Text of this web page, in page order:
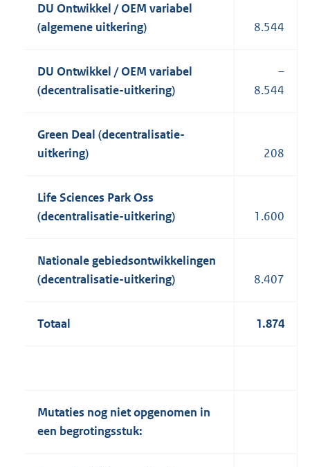
DU Ontwikkel / OEM variabel
(algemene uitkering)
8.544
DU Ontwikkel / OEM variabel
(decentralisatie-uitkering)
–
8.544
Green Deal (decentralisatie-
uitkering)
208
Life Sciences Park Oss
(decentralisatie-uitkering)
1.600
Nationale gebiedsontwikkelingen
(decentralisatie-uitkering)
8.407
Totaal 1.874
Mutaties nog niet opgenomen in
een begrotingsstuk: